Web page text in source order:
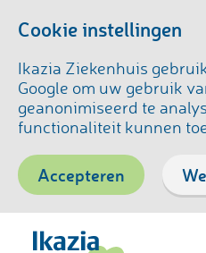
Cookie instellingen
Ikazia Ziekenhuis
Google om uw gebruik
geanonimiseerd te
functionaliteit kunnen
Accepteren